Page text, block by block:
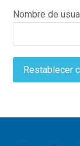
Nombre de
Restablecer